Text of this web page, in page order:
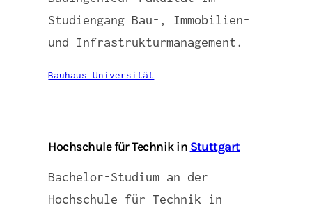
Studiengang Bau-, Immobilien-
und Infrastrukturmanagement.
Bauhaus Universität
Hochschule für Technik in Stuttgart
Bachelor-Studium an der
Hochschule für Technik in